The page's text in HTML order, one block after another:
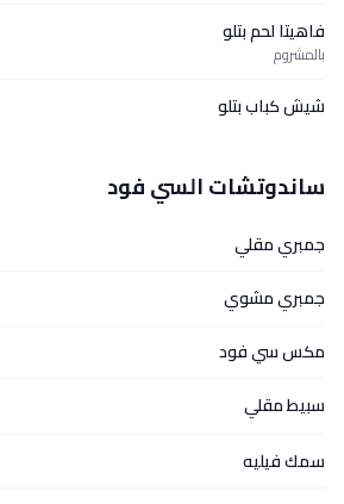
فاهيتا لحم بتلو
بالمشروم
شيش كباب بتلو
ساندوتشات السي فود
جمبري مقلي
جمبري مشوي
مكس سي فود
سبيط مقلي
سمك فيليه